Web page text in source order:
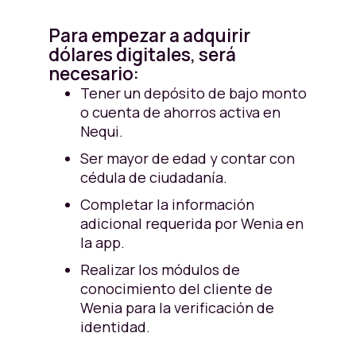
Para empezar a adquirir
dólares digitales, será
necesario:
Tener un depósito de bajo monto
o cuenta de ahorros activa en
Nequi.
Ser mayor de edad y contar con
cédula de ciudadanía.
Completar la información
adicional requerida por Wenia en
la app.
Realizar los módulos de
conocimiento del cliente de
Wenia para la verificación de
identidad.